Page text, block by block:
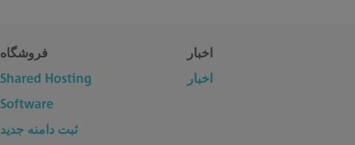
فروشگاه
Shared Hosting
Software
ثبت دامنه جدید
اخبار
اخبار